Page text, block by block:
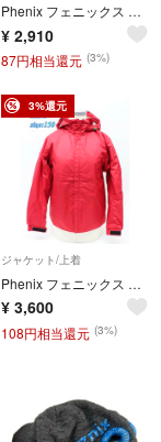
Phenix フェニックス ジュニア ジャケット 145-154cm ダークレッド調 JA-3-SD ブルゾン キッズ R2510-044
¥ 2,910
87円相当還元 (3%)
3%還元
ジャケット/上着
Phenix フェニックス ジュニア ジャケット サイズ150 レッド JA-2-SD キッズ スポーツ ブルゾン R2508-053
¥ 3,600
108円相当還元 (3%)